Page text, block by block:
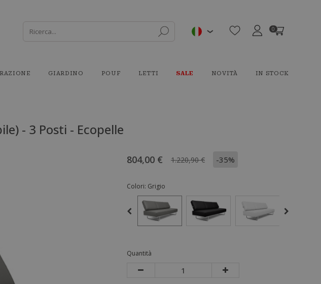
0
GIARDINO POUF LETTI SALE NOVITÀ IN STOCK
- 3 Posti - Ecopelle
804,00 € 1.220,90 € -35%
Colori: Grigio
Quantità